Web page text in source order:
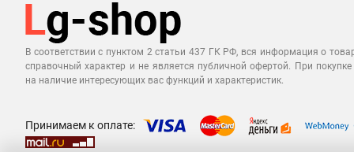
В соответствии с пунктом 2 статьи 437 ГК РФ, вся информация о
справочный характер и не является публичной офертой. При
на наличие интересующих вас функций и характеристик.
Принимаем к оплате: